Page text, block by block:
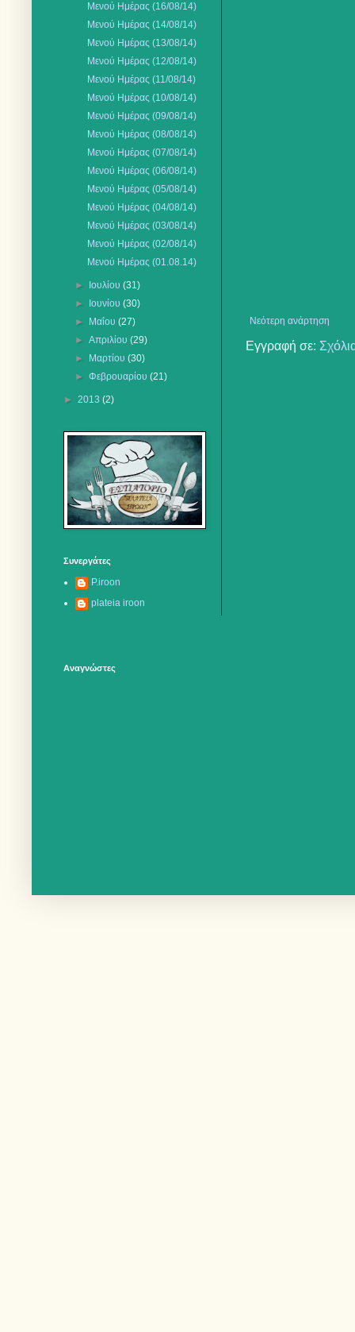
Νεότερη ανάρτηση
Εγγραφή σε:
Μενού Ημέρας (16/08/14)
Μενού Ημέρας (14/08/14)
Μενού Ημέρας (13/08/14)
Μενού Ημέρας (12/08/14)
Μενού Ημέρας (11/08/14)
Μενού Ημέρας (10/08/14)
Μενού Ημέρας (09/08/14)
Μενού Ημέρας (08/08/14)
Μενού Ημέρας (07/08/14)
Μενού Ημέρας (06/08/14)
Μενού Ημέρας (05/08/14)
Μενού Ημέρας (04/08/14)
Μενού Ημέρας (03/08/14)
Μενού Ημέρας (02/08/14)
Μενού Ημέρας (01.08.14)
► Ιουλίου(31)
►
Ιουνίου(30)
►
Μαΐου(27)
►Απριλίου(29)
►
Μαρτίου(30)
►Φεβρουαρίου(21)
► 2013 (2)
Συνεργάτες
P.iroon
plateia iroon
Αναγνώστες